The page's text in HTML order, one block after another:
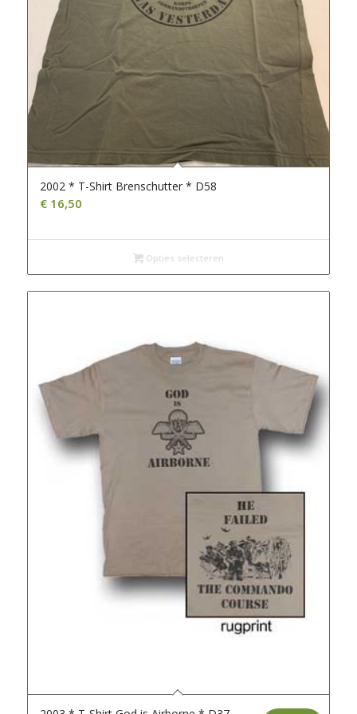
2002 * T-Shirt Brenschutter * D58
€16,50
Opties selecteren